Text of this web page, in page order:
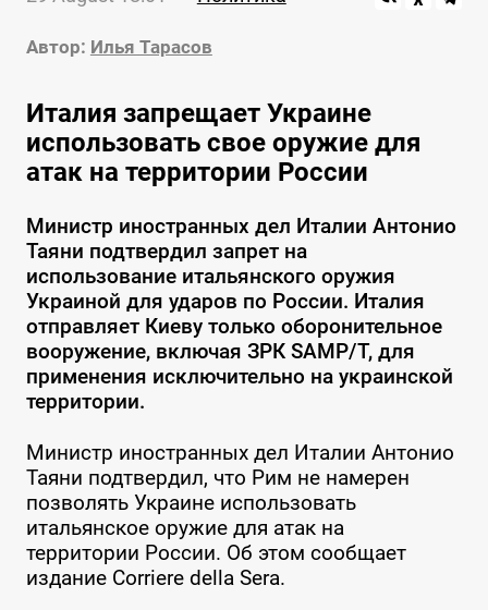
Автор: Илья Тарасов
Италия запрещает Украине
использовать свое оружие для
атак на территории России
Министр иностранных дел Италии Антонио
Таяни подтвердил запрет на
использование итальянского оружия
Украиной для ударов по России. Италия
отправляет Киеву только оборонительное
вооружение, включая ЗРК SAMP/T, для
применения исключительно на украинской
территории.
Министр иностранных дел Италии Антонио
Таяни подтвердил, что Рим не намерен
позволять Украине использовать
итальянское оружие для атак на
территории России. Об этом сообщает
издание Corriere della Sera.